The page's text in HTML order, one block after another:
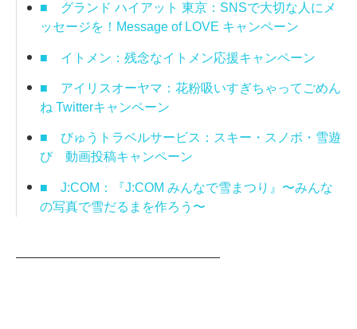
■ グランド ハイアット 東京：SNSで大切な人にメ
ッセージを！Message of LOVE キャンペーン
■ イトメン：残念なイトメン応援キャンペーン
■ アイリスオーヤマ：花粉吸いすぎちゃってごめん
ね Twitterキャンペーン
■ びゅうトラベルサービス：スキー・スノボ・雪遊
び 動画投稿キャンペーン
■ J:COM：『J:COM みんなで雪まつり』〜みんな
の写真で雪だるまを作ろう〜
————————————————